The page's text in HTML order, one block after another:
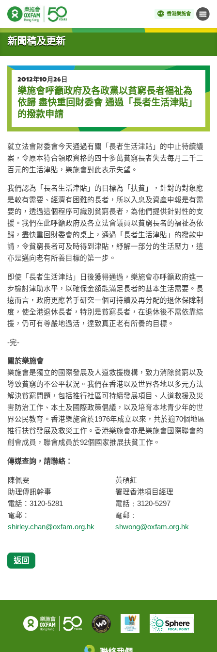
香港樂施會 目錄
開始主要內容
新聞稿及更新
2012年10月26日
樂施會呼籲政府及各政黨以貧窮長者福祉為
依歸 盡快重回財委會 通過「長者生活津貼」
的撥款申請
就立法會財委會今天通過有關「長者生活津貼」的中止待續議
案，令原本符合領取資格的四十多萬貧窮長者失去每月二千二
百元的生活津貼，樂施會對此表示失望。
我們認為「長者生活津貼」的目標為「扶貧」，針對的對象應
是較有需要、經濟有困難的長者，所以入息及資產申報是有需
要的，透過這個程序可識別貧窮長者，為他們提供針對性的支
援。我們在此呼籲政府及各立法會議員以貧窮長者的福祉為依
歸，盡快重回財委會的桌上，通過「長者生活津貼」的撥款申
請，令貧窮長者可及時得到津貼，紓解一部分的生活壓力，這
亦是邁向老有所養目標的第一步。
即使「長者生活津貼」日後獲得通過，樂施會亦呼籲政府進一
步檢討津助水平，以確保金額能滿足長者的基本生活需要。長
遠而言，政府更應著手研究一個可持續及再分配的退休保障制
度，使全港退休長者，特別是貧窮長者，在退休後不需依靠綜
援，仍可有尊嚴地過活，達致真正老有所養的目標。
-完-
關於樂施會
樂施會是獨立的國際發展及人道救援機構，致力消除貧窮以及
導致貧窮的不公平狀況。我們在香港以及世界各地以多元方法
解決貧窮問題，包括推行社區可持續發展項目、人道救援及災
害防治工作、本土及國際政策倡議，以及培育本地青少年的世
界公民教育。香港樂施會於1976年成立以來，共於逾70個地區
推行扶貧發展及救災工作。香港樂施會亦是樂施會國際聯會的
創會成員，聯會成員於92個國家推展扶貧工作。
傳媒查詢，請聯絡：
陳佩雯
助理傳訊幹事
電話：3120-5281
電郵：
shirley.chan@oxfam.org.hk
黃碩紅
署理香港項目經理
電話﹕3120-5297
電郵﹕
shwong@oxfam.org.hk
返回